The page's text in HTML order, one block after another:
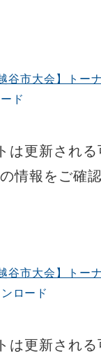
谷市大会】トー
ド
は更新される
情報をご確認
谷市大会】トー
ロード
は更新される